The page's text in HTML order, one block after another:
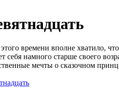
времени вполне хватило,
себя намного старше своего
мечты о сказочном